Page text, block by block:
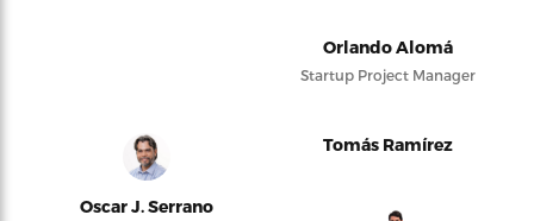
Orlando Alomá
Startup Project Manager
Oscar J. Serrano
Tomás Ramírez